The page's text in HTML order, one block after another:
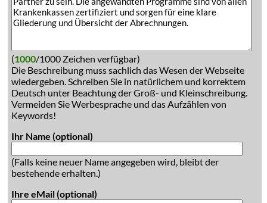
(1000/1000 Zeichen verfügbar)
Die Beschreibung muss sachlich das Wesen der Webseite
wiedergeben. Schreiben Sie in natürlichem und korrektem
Deutsch unter Beachtung der Groß- und Kleinschreibung.
Vermeiden Sie Werbesprache und das Aufzählen von
Keywords!
Ihr Name (optional)
(Falls keine neuer Name angegeben wird, bleibt der
bestehende erhalten.)
Ihre eMail (optional)